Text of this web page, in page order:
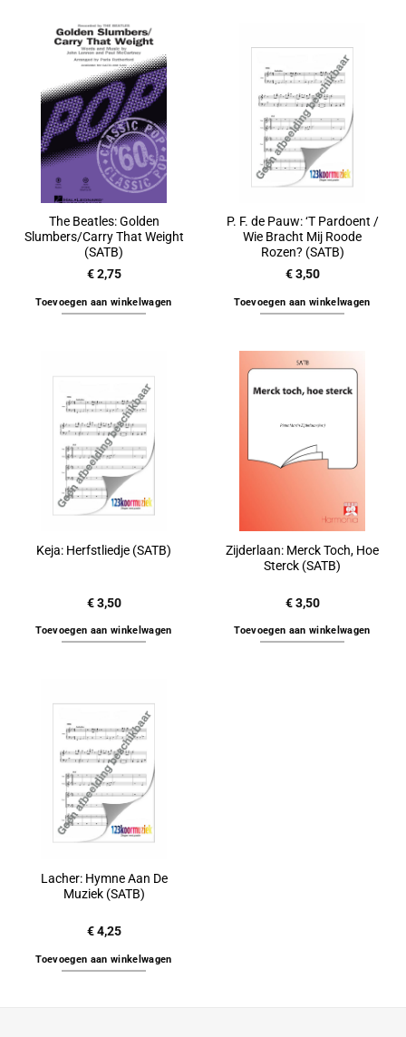
The Beatles: Golden
Slumbers/Carry That Weight
(SATB)
€2,75
Toevoegen aan winkelwagen
P. F. de Pauw: ‘T Pardoent /
Wie Bracht Mij Roode
Rozen? (SATB)
€3,50
Toevoegen aan winkelwagen
Keja: Herfstliedje (SATB)
€3,50
Toevoegen aan winkelwagen
Zijderlaan: Merck Toch, Hoe
Sterck (SATB)
€3,50
Toevoegen aan winkelwagen
Lacher: Hymne Aan De
Muziek (SATB)
€4,25
Toevoegen aan winkelwagen